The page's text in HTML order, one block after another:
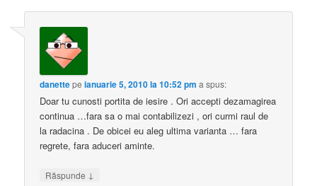
danettepeianuarie 5, 2010 la 10:52 pm a spus:
Doar tu cunosti portita de iesire . Ori accepti dezamagirea
continua …fara sa o mai contabilizezi , ori curmi raul de
la radacina . De obicei eu aleg ultima varianta … fara
regrete, fara aduceri aminte.
Răspunde ↓